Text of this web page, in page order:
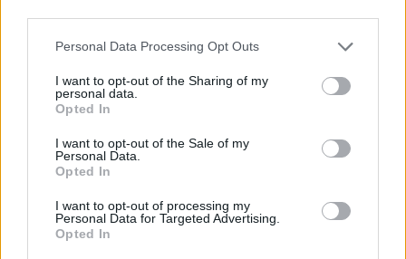
Please note that this website/app uses one or more Google
not limited to your visit or usage behaviour. You may click to
grant or deny consent to Google and its third-party tags to
use your data for below specified purposes in below Google
consent section.
Personal Data Processing Opt Outs
I want to opt-out of the Sharing of my
personal data.
Opted In
I want to opt-out of the Sale of my
Personal Data.
Opted In
I want to opt-out of processing my
Personal Data for Targeted Advertising.
Opted In
1 Με 40άρια κορυφώνεται το κύμα ζέστης -
Ποιες περιοχές βρίσκονται στο επίκεντρο
και μέχρι πότε θα κρατήσουν τα μελτέμια
«Ψήνονται» στα 40άρια δυτική και βόρεια
Ελλάδα – Ενισχυμένα μελτέμια έως 8
μποφόρ στο Αιγαίο μέχρι
Ο Γιώργος Κούτσιας έκανε ντεμπούτο με
γκολ για τη Φαμαλικάο στην Πορτογαλία
Ίση με 6 βόμβες Χιροσίμα η ενέργεια που
απελευθερώθηκε από τη mega fire σε
Αττική και Βοιωτία - Πώς κάηκε μέσα σε 2